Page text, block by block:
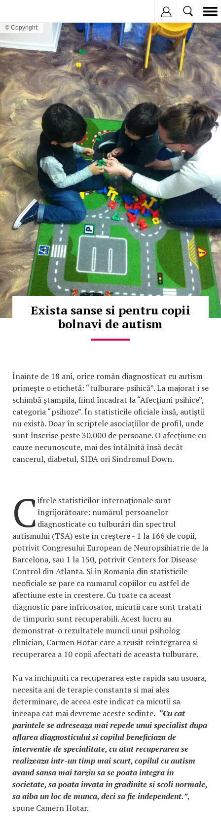
© Copyright:
Exista sanse si pentru copii
bolnavi de autism
Înainte de 18 ani, orice român diagnosticat cu autism
primeşte o etichetă: “tulburare psihică”. La majorat i se
schimbă ştampila, fiind încadrat la “Afecţiuni psihice”,
categoria “psihoze”. În statisticile oficiale însă, autiştii
nu există. Doar în scriptele asociaţiilor de profil, unde
sunt înscrise peste 30.000 de persoane. O afecţiune cu
cauze necunoscute, mai des întâlnită însă decât
cancerul, diabetul, SIDA ori Sindromul Down.
Cifrele statisticilor internaţionale sunt
îngrijorătoare: numărul persoanelor
diagnosticate cu tulburări din spectrul
autismului (TSA) este în creştere - 1 la 166 de copii,
potrivit Congresului European de Neuropsihiatrie de la
Barcelona, sau 1 la 150, potrivit Centers for Disease
Control din Atlanta. Si in Romania din statisticile
neoficiale se pare ca numarul copiilor cu astfel de
afectiune este in crestere. Cu toate ca aceast
diagnostic pare infricosator, micutii care sunt tratati
de timpuriu sunt recuperabili. Acest lucru au
demonstrat-o rezultatele muncii unui psiholog
clinician, Carmen Hotar care a reusit reintegrarea si
recuperarea a 10 copii afectati de aceasta tulburare.
Nu va inchipuiti ca recuperarea este rapida sau usoara,
necesita ani de terapie constanta si mai ales
determinare, de aceea este indicat ca micutii sa
inceapa cat mai devreme aceste sedinte. “Cu cat
parintele se adreseaza mai repede unui specialist dupa
aflarea diagnosticului si copilul beneficiaza de
interventie de specialitate, cu atat recuperarea se
realizeaza intr-un timp mai scurt, copilul cu autism
avand sansa mai tarziu sa se poata integra in
societate, sa poata invata in gradinite si scoli normale,
sa aiba un loc de munca, deci sa fie independent.”,
spune Camern Hotar.